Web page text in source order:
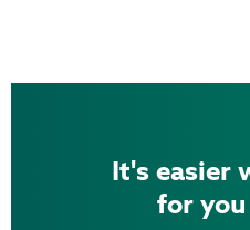
It's easier
for